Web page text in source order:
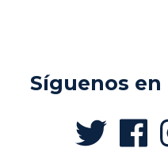
Síguenos